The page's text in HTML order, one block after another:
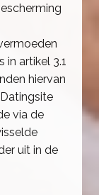
artikel 3.1
hiervan
via de
uit in de